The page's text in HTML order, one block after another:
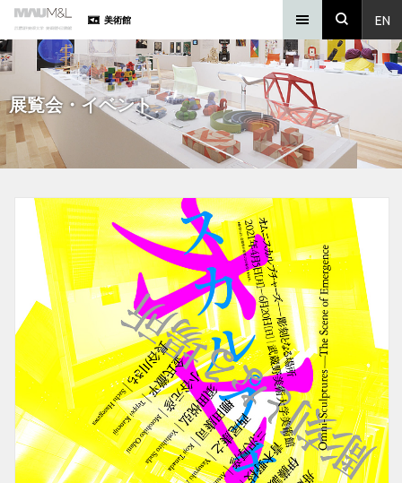
EN
美術館
展覧会・イベント